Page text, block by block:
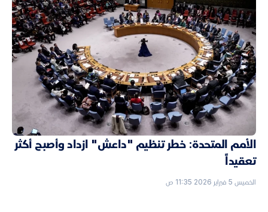
الأمم المتحدة: خطر تنظيم "داعش" ازداد وأصبح أكثر
تعقيداً
الخميس 5 فبراير 2026 11:35 ص